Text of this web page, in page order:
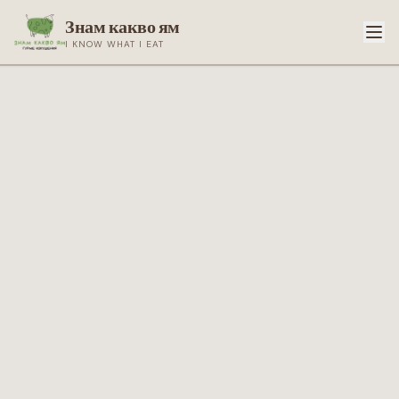
Знам какво ям
I KNOW WHAT I EAT